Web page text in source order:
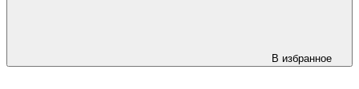
В избранное